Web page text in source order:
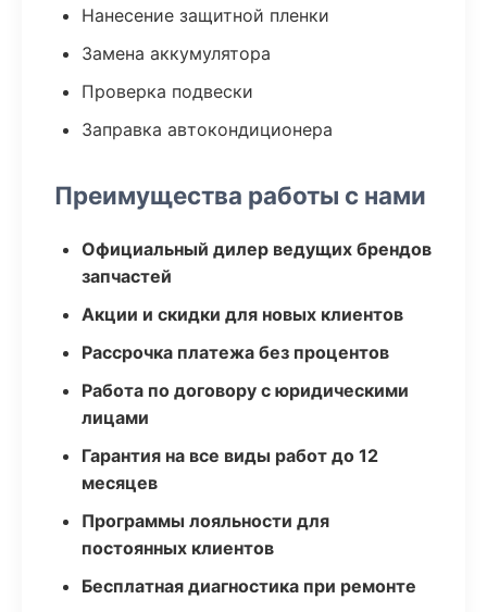
Нанесение защитной пленки
Замена аккумулятора
Проверка подвески
Заправка автокондиционера
Преимущества работы с нами
Официальный дилер ведущих брендов
запчастей
Акции и скидки для новых клиентов
Рассрочка платежа без процентов
Работа по договору с юридическими
лицами
Гарантия на все виды работ до 12
месяцев
Программы лояльности для
постоянных клиентов
Бесплатная диагностика при ремонте